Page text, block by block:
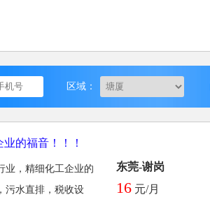
区域：
的福音！！！
业，精细化工企业的
污水直排，税收设
东莞-谢岗
16 元/月